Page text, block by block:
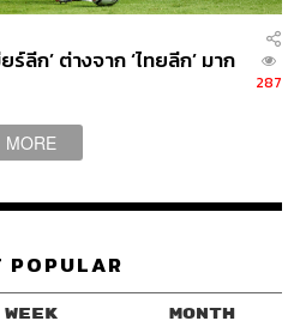
วยการสโมสรเมื่อจบฤดูกาล
จะไม่มีวันกลับมารับตำแหน่งเดิม
ลิเวอร์พูล เมื่อคล็อปป์ตัดสินใจที่
รสโมสรก็ว่างด้วยเช่นกัน เมื่อ
มื่อสิ้นเดือนมกราคม หรือรอบ
ร์ลีก’ ต่างจาก ‘ไทยลีก’ มาก
287
MORE
POPULAR
WEEK MONTH